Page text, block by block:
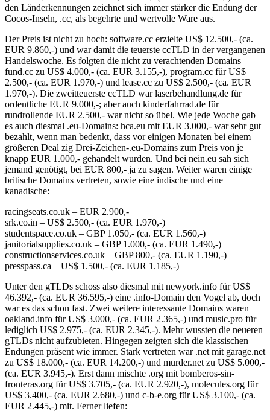
den Länderkennungen zeichnet sich immer stärker die Endung der
Cocos-Inseln, .cc, als begehrte und wertvolle Ware aus.
Der Preis ist nicht zu hoch: software.cc erzielte US$ 12.500,- (ca.
EUR 9.860,-) und war damit die teuerste ccTLD in der vergangenen
Handelswoche. Es folgten die nicht zu verachtenden Domains
fund.cc zu US$ 4.000,- (ca. EUR 3.155,-), program.cc für US$
2.500,- (ca. EUR 1.970,-) und lease.cc zu US$ 2.500,- (ca. EUR
1.970,-). Die zweitteuerste ccTLD war laserbehandlung.de für
ordentliche EUR 9.000,-; aber auch kinderfahrrad.de für
rundrollende EUR 2.500,- war nicht so übel. Wie jede Woche gab
es auch diesmal .eu-Domains: hca.eu mit EUR 3.000,- war sehr gut
bezahlt, wenn man bedenkt, dass vor einigen Monaten bei einem
größeren Deal zig Drei-Zeichen-.eu-Domains zum Preis von je
knapp EUR 1.000,- gehandelt wurden. Und bei nein.eu sah sich
jemand genötigt, bei EUR 800,- ja zu sagen. Weiter waren einige
britische Domains vertreten, sowie eine indische und eine
kanadische:
racingseats.co.uk – EUR 2.900,-
srk.co.in – US$ 2.500,- (ca. EUR 1.970,-)
studentspace.co.uk – GBP 1.050,- (ca. EUR 1.560,-)
janitorialsupplies.co.uk – GBP 1.000,- (ca. EUR 1.490,-)
constructionservices.co.uk – GBP 800,- (ca. EUR 1.190,-)
presspass.ca – US$ 1.500,- (ca. EUR 1.185,-)
Unter den gTLDs schoss also diesmal mit newyork.info für US$
46.392,- (ca. EUR 36.595,-) eine .info-Domain den Vogel ab, doch
war es das schon fast. Zwei weitere interessante Domains waren
oakland.info für US$ 3.000,- (ca. EUR 2.365,-) und music.pro für
lediglich US$ 2.975,- (ca. EUR 2.345,-). Mehr wussten die neueren
gTLDs nicht aufzubieten. Hingegen zeigten sich die klassischen
Endungen präsent wie immer. Stark vertreten war .net mit garage.net
zu US$ 18.000,- (ca. EUR 14.200,-) und murder.net zu US$ 5.000,-
(ca. EUR 3.945,-). Erst dann mischte .org mit bomberos-sin-
fronteras.org für US$ 3.705,- (ca. EUR 2.920,-), molecules.org für
US$ 3.400,- (ca. EUR 2.680,-) und c-b-e.org für US$ 3.100,- (ca.
EUR 2.445,-) mit. Ferner liefen: